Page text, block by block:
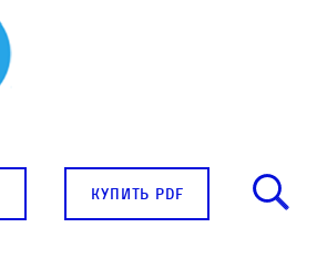
купить pdf